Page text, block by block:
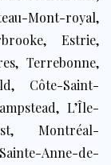
Mont-royal,
Estrie,
Terrebonne,
Côte-Saint-
L’Île-
Montréal-
Anne-de-